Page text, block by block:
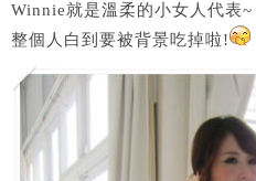
Winnie就是溫柔的小女人代表~
整個人白到要被背景吃掉啦!